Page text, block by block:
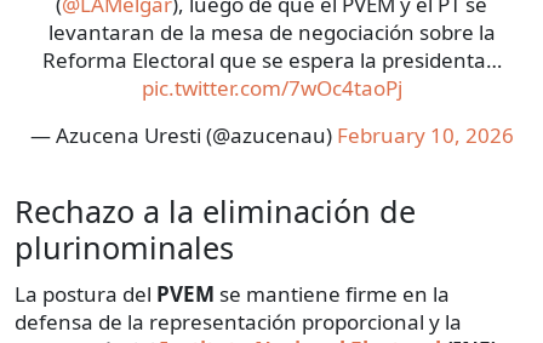
levantaran de la mesa de negociación sobre la
Reforma Electoral que se espera la presidenta…
pic.twitter.com/7wOc4taoPj
— Azucena Uresti (@azucenau) February 10, 2026
Rechazo a la eliminación de
plurinominales
La postura del PVEM se mantiene firme en la
defensa de la representación proporcional y la